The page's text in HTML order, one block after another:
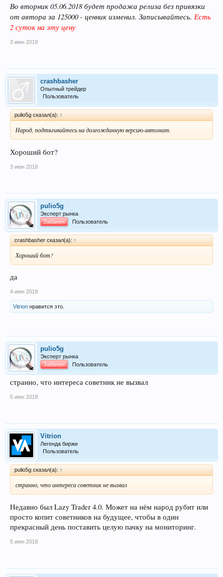
Во вторник 05.06.2018 будет продажа релиза без привязки
от автора за 125000 - ценник изменил. Записывайтесь. Есть
2 суток на эту цену
3 июн 2018
crashbasher
Опытный трейдер
Пользователь
pulio5g сказал(а): ↑
Народ, подтягивайтесь на долгожданную версию-автомат.
Хороший бот?
3 июн 2018
pulio5g
Эксперт рынка
Забанен
Пользователь
crashbasher сказал(а): ↑
Хороший бот?
да
4 июн 2018
Vitrion нравится это.
pulio5g
Эксперт рынка
Забанен
Пользователь
странно, что интереса советник не вызвал
5 июн 2018
Vitrion
Легенда биржи
Пользователь
pulio5g сказал(а): ↑
странно, что интереса советник не вызвал
Недавно был Lazy Trader 4.0. Может на нём народ рубит или
просто копит советников на будущее, чтобы в один
прекрасный день поставить целую пачку на мониторинг.
5 июн 2018